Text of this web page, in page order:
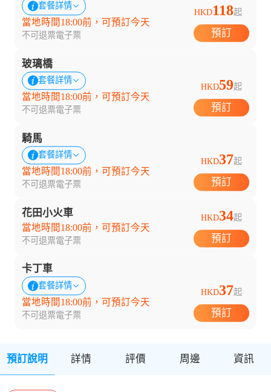
套餐詳情
當地時間18:00前，可預訂今天
不可退票電子票
HKD118起
預訂
玻璃橋
套餐詳情
當地時間18:00前，可預訂今天
不可退票電子票
HKD59起
預訂
騎馬
套餐詳情
當地時間18:00前，可預訂今天
不可退票電子票
HKD37起
預訂
花田小火車
當地時間18:00前，可預訂今天
不可退票電子票
HKD34起
預訂
卡丁車
套餐詳情
當地時間18:00前，可預訂今天
不可退票電子票
HKD37起
預訂
預訂說明 詳情 評價 周邊 資訊